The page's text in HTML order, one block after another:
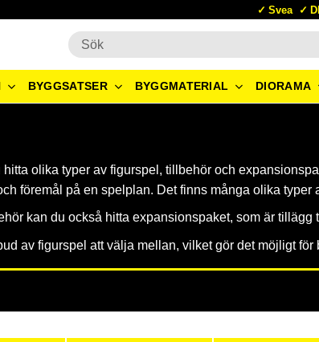
Svea
BYGGSATSER BYGGMATERIAL DIORAMA
olika typer av figurspel, tillbehör och
föremål på en spelplan. Det finns många olika
kan du också hitta expansionspaket, som är
av figurspel att välja mellan, vilket gör det möjligt